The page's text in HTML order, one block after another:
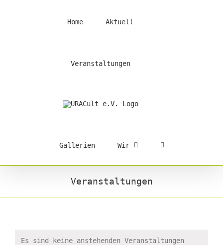
Home Aktuell
Veranstaltungen
Gallerien Wir
Veranstaltungen
Es sind keine anstehenden Veranstaltungen